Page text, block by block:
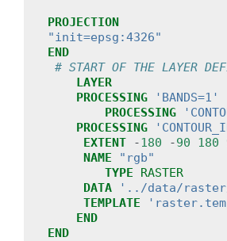
PROJECTION
"init=epsg:4326"
END
# START OF THE LAYER
LAYER
PROCESSING
'BANDS=1'
PROCESSING
PROCESSING
EXTENT
-180 -90 180
NAME
"rgb"
TYPE
RASTER
DATA
'../data/
TEMPLATE
END
END